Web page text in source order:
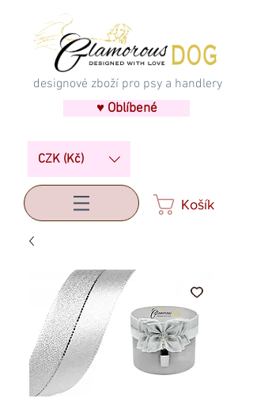
designové zboží pro psy a handlery
♥ Oblíbené
CZK (Kč)
Košík